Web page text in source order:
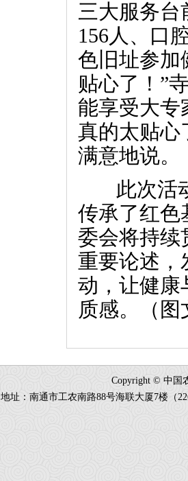
三大服务台
156人、口
色旧址参加
贴心了！”
能享受大专
真的太贴心
满意地说。
此次活动
传承了红色
委会将持续
重要论述，
动，让健康
质感。（
Copyright © 中国
地址：南通市工农南路88号海联大厦7楼